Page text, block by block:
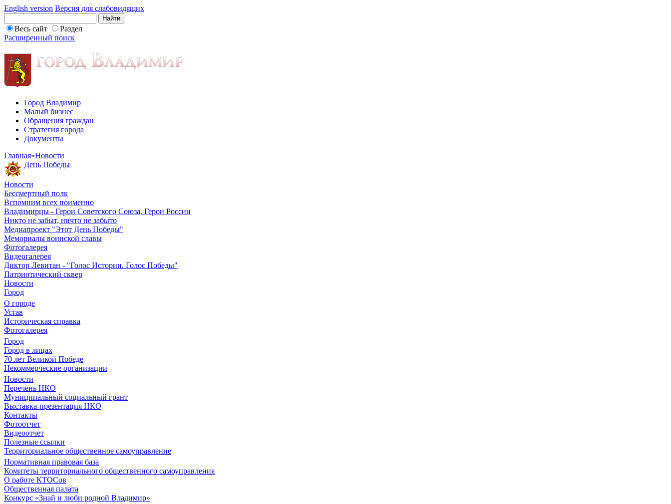
English version Версия для слабовидящих
Весь сайт
Раздел
Расширенный поиск
Город Владимир
Малый бизнес
Обращения граждан
Стратегия города
Документы
Главная»Новости
День Победы
Новости
Бессмертный полк
Вспомним всех поименно
Владимирцы - Герои Советского Союза, Герои России
Никто не забыт, ничто не забыто
Медиапроект "Этот День Победы"
Мемориалы воинской славы
Фотогалерея
Видеогалерея
Диктор Левитан - "Голос Истории. Голос Победы"
Патриотический сквер
Новости
Город
О городе
Устав
Историческая справка
Фотогалерея
Город
Город в лицах
70 лет Великой Победе
Некоммерческие организации
Новости
Перечень НКО
Муниципальный социальный грант
Выставка-презентация НКО
Контакты
Фотоотчет
Видеоотчет
Полезные ссылки
Территориальное общественное самоуправление
Нормативная правовая база
Комитеты территориального общественного самоуправления
О работе КТОСов
Общественная палата
Конкурс «Знай и люби родной Владимир»